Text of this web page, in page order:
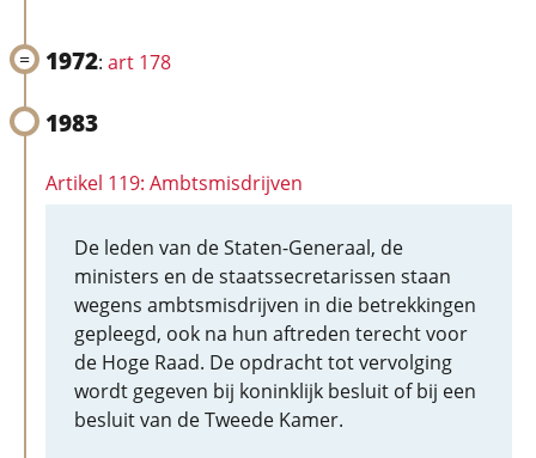
1972: art 178
1983
Artikel 119: Ambtsmisdrijven
De leden van de Staten-Generaal, de
ministers en de staatssecretarissen staan
wegens ambtsmisdrijven in die betrekkingen
gepleegd, ook na hun aftreden terecht voor
de Hoge Raad. De opdracht tot vervolging
wordt gegeven bij koninklijk besluit of bij een
besluit van de Tweede Kamer.